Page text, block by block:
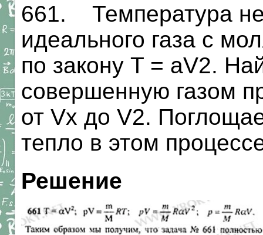
661. Температура
идеального газа с
по закону T = aV2.
совершенную газом
от Vх до V2.
тепло в этом
Решение